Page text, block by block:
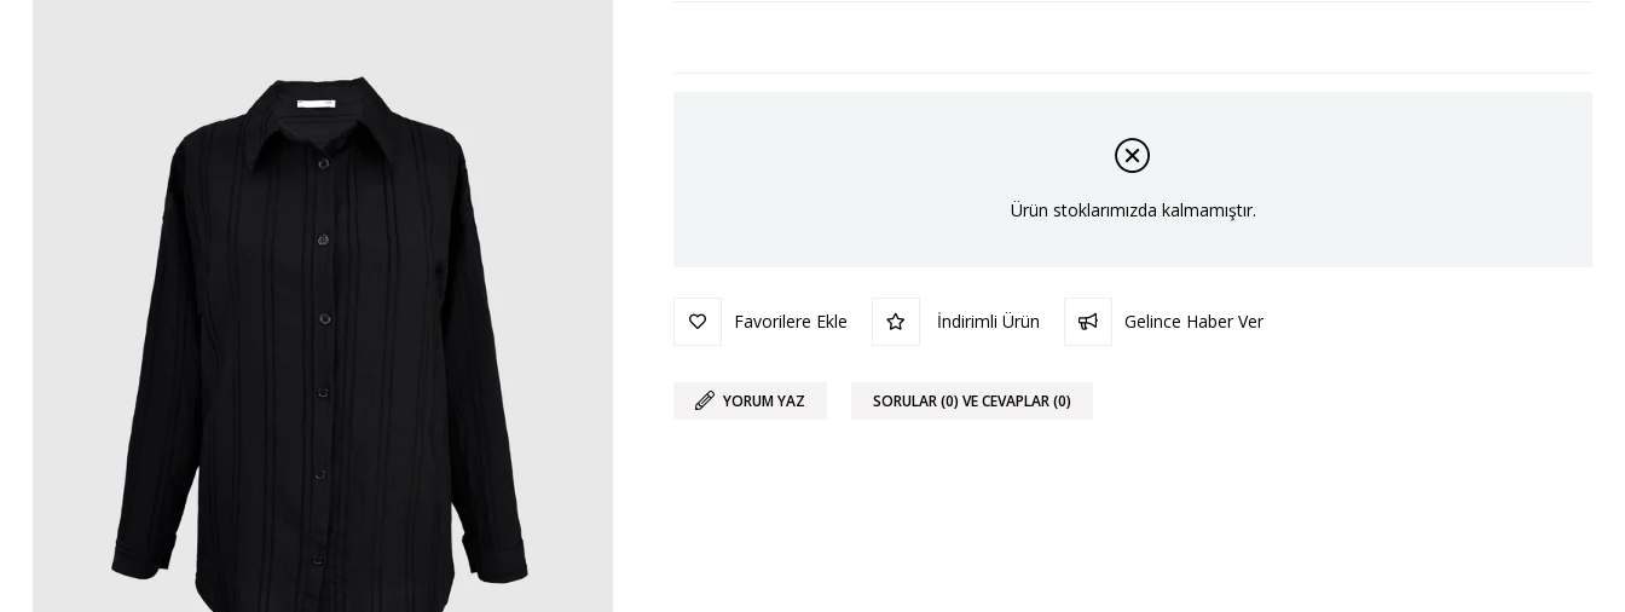
Ürün stoklarımızda kalmamıştır.
Favorilere Ekle İndirimli Ürün Gelince Haber Ver
YORUM YAZ SORULAR (0) VE CEVAPLAR (0)